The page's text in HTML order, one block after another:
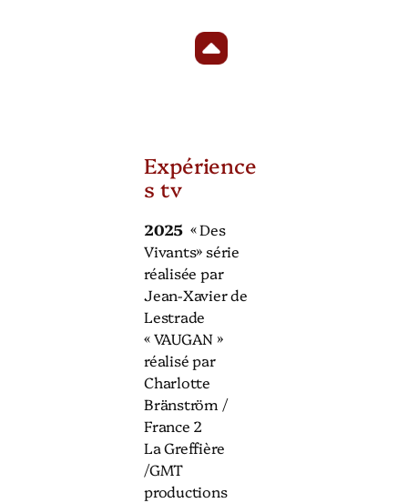
Expérience
s tv
2025 « Des
Vivants» série
réalisée par
Jean-Xavier de
Lestrade
« VAUGAN »
réalisé par
Charlotte
Bränström /
France 2
La Greffière
/GMT
productions